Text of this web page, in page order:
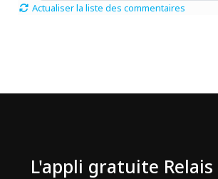
Actualiser la liste des commentaires
L'appli gratuite